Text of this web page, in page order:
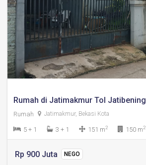
Rumah di Jatimakmur Tol Jatibening
Rumah Jatimakmur, Bekasi Kota
5 + 1 3 + 1 151 m2 150 m2
Rp 900 Juta NEGO